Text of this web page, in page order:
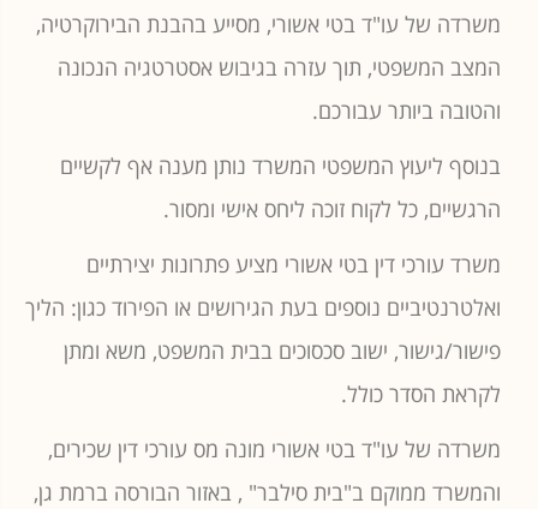
משרדה של עו"ד בטי אשורי, מסייע בהבנת הבירוקרטיה,
המצב המשפטי, תוך עזרה בגיבוש אסטרטגיה הנכונה
והטובה ביותר עבורכם.
בנוסף ליעוץ המשפטי המשרד נותן מענה אף לקשיים
הרגשיים, כל לקוח זוכה ליחס אישי ומסור.
משרד עורכי דין בטי אשורי מציע פתרונות יצירתיים
ואלטרנטיביים נוספים בעת הגירושים או הפירוד כגון: הליך
פישור/גישור, ישוב סכסוכים בבית המשפט, משא ומתן
לקראת הסדר כולל.
משרדה של עו"ד בטי אשורי מונה מס עורכי דין שכירים,
והמשרד ממוקם ב"בית סילבר" , באזור הבורסה ברמת גן,